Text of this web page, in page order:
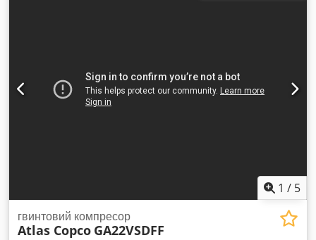
сервісне обслуговування. Нижче посилання на відео.
1 / 5
гвинтовий компресор
Atlas Copco GA22VSDFF